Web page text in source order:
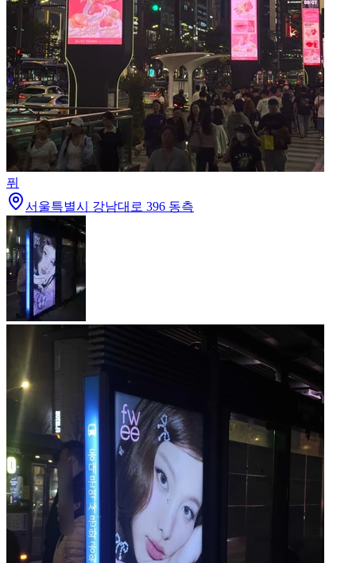
퓌
서울특별시 강남대로 396 동측